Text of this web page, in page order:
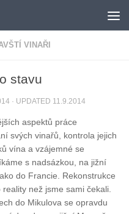
VINAŘI
stavu
· UPDATED 11.9.2014
aspektů práce
svých vinařů, kontrola jejich
vína a vzájemné se
s nadsázkou, na jižní
do Francie. Rekonstrukce
než jsme sami čekali.
do Mikulova se opravdu